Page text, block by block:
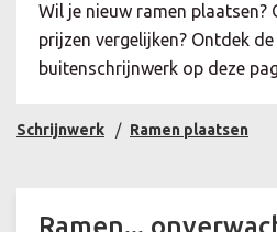
Wil je nieuw ramen
prijzen vergelijken? Ontdek
buitenschrijnwerk op deze
Schrijnwerk Ramen plaatsen